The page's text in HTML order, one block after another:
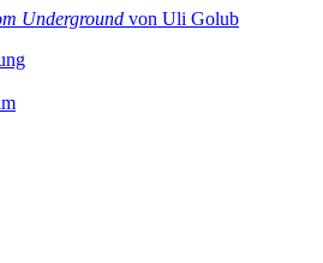
Underground von Uli Golub